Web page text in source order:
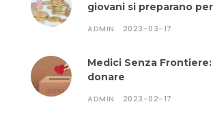
giovani si preparano
ADMIN 2023-03-17
Medici Senza
donare
ADMIN 2023-02-17